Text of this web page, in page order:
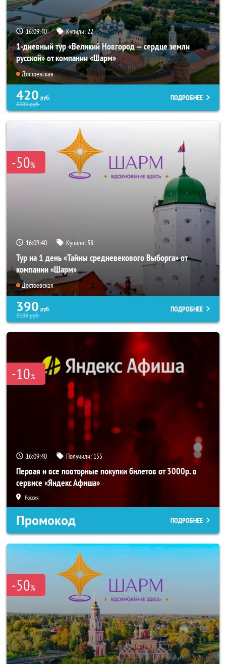
16:09:39 Купили: 22
1-дневный тур «Великий Новгород — сердце земли
русской» от компании «Шарм»
Достоевская
420 руб.
3300руб.
ПОДРОБНЕЕ
-50%
16:09:39 Купили: 58
Тур на 1 день «Тайны средневекового Выборга» от
компании «Шарм»
Достоевская
390 руб.
3100руб.
ПОДРОБНЕЕ
-10%
16:09:39 Получили: 155
Первая и все повторные покупки билетов от 3000р. в
сервисе «Яндекс Афиша»
Россия
Промокод ПОДРОБНЕЕ
-50%